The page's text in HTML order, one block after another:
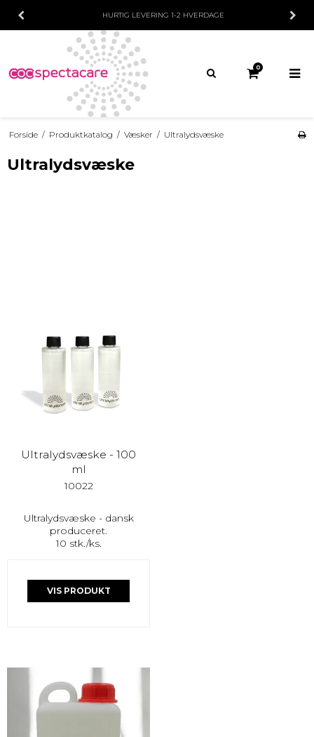
HURTIG LEVERING 1-2 HVERDAGE
0
Forside / Produktkatalog / Væsker / Ultralydsvæske
Ultralydsvæske
Ultralydsvæske - 100
ml
10022
Ultralydsvæske - dansk
produceret.
10 stk./ks.
VIS PRODUKT